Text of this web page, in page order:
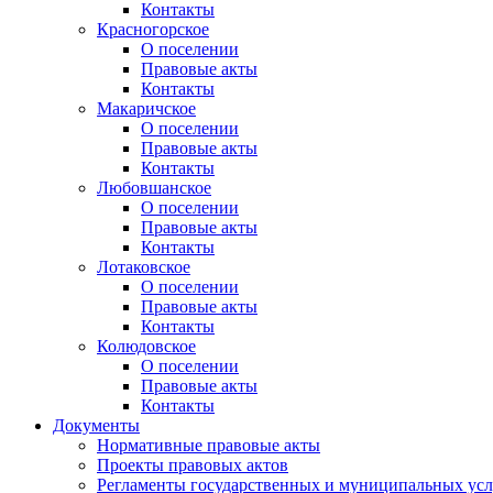
Контакты
Красногорское
О поселении
Правовые акты
Контакты
Макаричское
О поселении
Правовые акты
Контакты
Любовшанское
О поселении
Правовые акты
Контакты
Лотаковское
О поселении
Правовые акты
Контакты
Колюдовское
О поселении
Правовые акты
Контакты
Документы
Нормативные правовые акты
Проекты правовых актов
Регламенты государственных и муниципальных